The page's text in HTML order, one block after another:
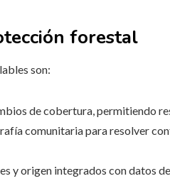
forestal
son:
de cobertura, permitiendo
comunitaria para resolver
y origen integrados con datos